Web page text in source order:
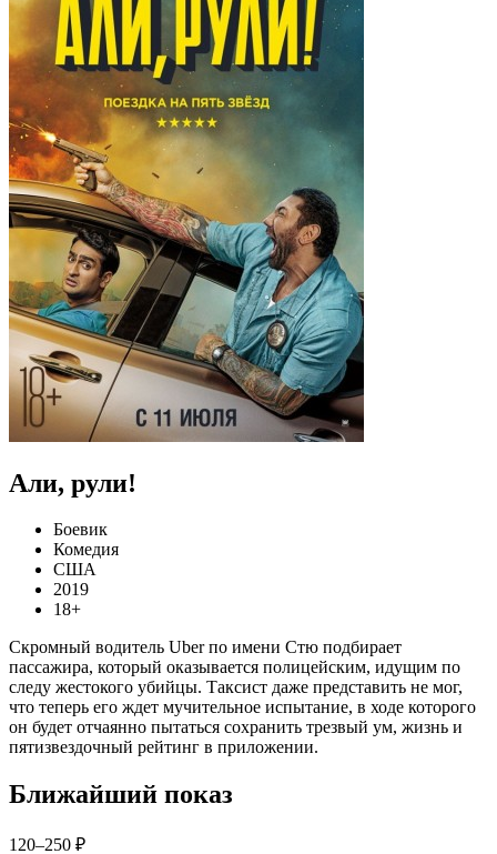
Али, рули!
Боевик
Комедия
США
2019
18+
Скромный водитель Uber по имени Стю подбирает
пассажира, который оказывается полицейским, идущим по
следу жестокого убийцы. Таксист даже представить не мог,
что теперь его ждет мучительное испытание, в ходе которого
он будет отчаянно пытаться сохранить трезвый ум, жизнь и
пятизвездочный рейтинг в приложении.
Ближайший показ
120–250 ₽